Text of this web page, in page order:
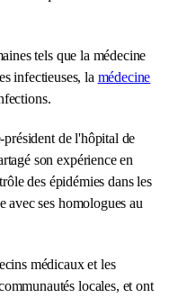
tels que la médecine
infectieuses, la médecine
de l'hôpital de
son expérience en
des épidémies dans les
avec ses homologues au
médicaux et les
locales, et ont